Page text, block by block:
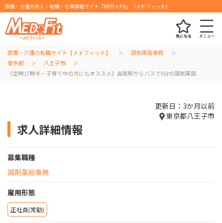
医療・介護の求人・転職・仕事情報サイト『MED＋Fit』（メドフィット）
医療・介護の転職サイト【メドフィット】
調剤薬局事務
東京都
八王子市
《定時17時半・子育て中の方にもオススメ》高尾駅からバスで5分の調剤薬局
更新日：3か月以前
東京都八王子市
求人詳細情報
募集職種
調剤薬局事務
雇用形態
正社員(常勤)